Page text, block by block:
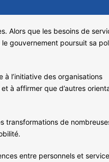
Alors que les besoins de
gouvernement poursuit sa
à l’initiative des organisations
à affirmer que d’autres
transformations de
entre personnels et